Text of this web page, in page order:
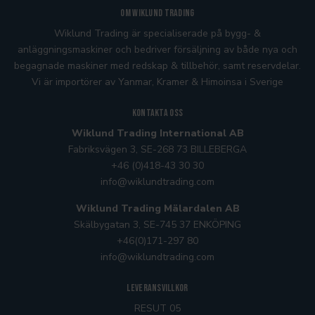
Om Wiklund Trading
Wiklund Trading är specialiserade på bygg- &
anläggningsmaskiner och bedriver försäljning av både nya och
begagnade maskiner med redskap & tillbehör, samt reservdelar.
Vi är importörer av Yanmar, Kramer & Himoinsa i Sverige
Kontakta oss
Wiklund Trading International AB
Fabriksvägen 3, SE-268 73 BILLEBERGA
+46 (0)418-43 30 30
info@wiklundtrading.com
Wiklund Trading Mälardalen AB
Skälbygatan 3, SE-745 37 ENKÖPING
+46(0)171-297 80
info@wiklundtrading.com
Leveransvillkor
RESUT 05